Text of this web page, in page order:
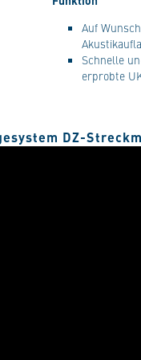
Auf
Schnelle
erprobte
DZ-